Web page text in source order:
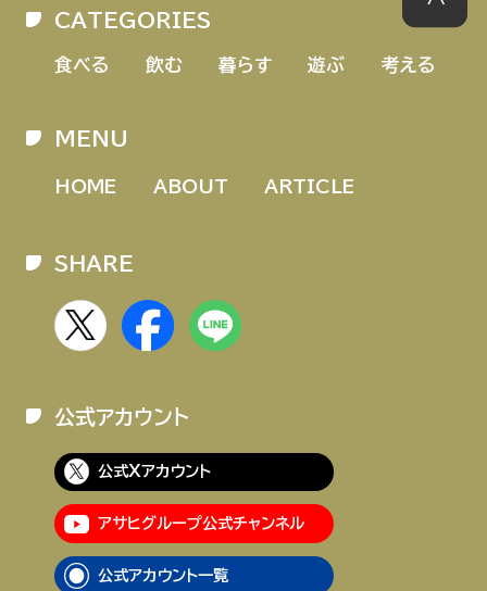
CATEGORIES
食べる 飲む 暮らす 遊ぶ 考える
MENU
HOME ABOUT ARTICLE
SHARE
公式アカウント
公式Xアカウント
アサヒグループ公式チャンネル
公式アカウント一覧